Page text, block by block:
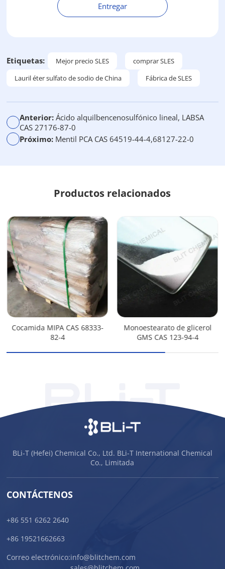
Entregar
e
n
i
v
a
Etiquetas: Mejor precio SLES
comprar SLES
Lauril éter sulfato de sodio de China
Fábrica de SLES
Anterior:Ácido alquilbencenosulfónico lineal, LABSA
CAS 27176-87-0
Próximo: Mentil PCA CAS 64519-44-4,68127-22-0
Productos relacionados
Cocamida MIPA CAS 68333-
82-4
Monoestearato de glicerol
GMS CAS 123-94-4
BLi-T (Hefei) Chemical Co., Ltd. BLi-T International Chemical
Co., Limitada
CONTÁCTENOS
+86 551 6262 2640
+86 19521662663
Correo electrónico:info@blitchem.com